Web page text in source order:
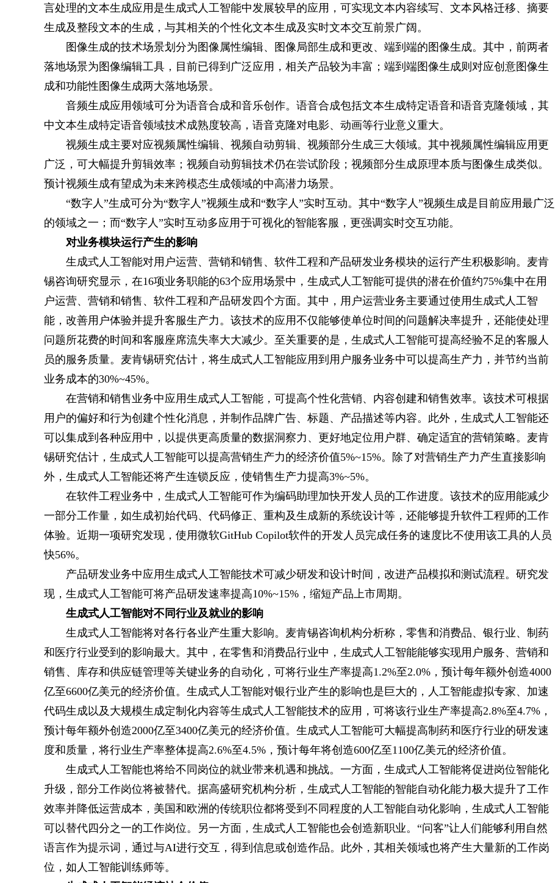
言处理的文本生成应用是生成式人工智能中发展较早的应用，可实现文本内容续写、文本风格迁移、摘要
生成及整段文本的生成，与其相关的个性化文本生成及实时文本交互前景广阔。
图像生成的技术场景划分为图像属性编辑、图像局部生成和更改、端到端的图像生成。其中，前两者
落地场景为图像编辑工具，目前已得到广泛应用，相关产品较为丰富；端到端图像生成则对应创意图像生
成和功能性图像生成两大落地场景。
音频生成应用领域可分为语音合成和音乐创作。语音合成包括文本生成特定语音和语音克隆领域，其
中文本生成特定语音领域技术成熟度较高，语音克隆对电影、动画等行业意义重大。
视频生成主要对应视频属性编辑、视频自动剪辑、视频部分生成三大领域。其中视频属性编辑应用更
广泛，可大幅提升剪辑效率；视频自动剪辑技术仍在尝试阶段；视频部分生成原理本质与图像生成类似。
预计视频生成有望成为未来跨模态生成领域的中高潜力场景。
“数字人”生成可分为“数字人”视频生成和“数字人”实时互动。其中“数字人”视频生成是目前应用最广泛
的领域之一；而“数字人”实时互动多应用于可视化的智能客服，更强调实时交互功能。
对业务模块运行产生的影响
生成式人工智能对用户运营、营销和销售、软件工程和产品研发业务模块的运行产生积极影响。麦肯
锡咨询研究显示，在16项业务职能的63个应用场景中，生成式人工智能可提供的潜在价值约75%集中在用
户运营、营销和销售、软件工程和产品研发四个方面。其中，用户运营业务主要通过使用生成式人工智
能，改善用户体验并提升客服生产力。该技术的应用不仅能够使单位时间的问题解决率提升，还能使处理
问题所花费的时间和客服座席流失率大大减少。至关重要的是，生成式人工智能可提高经验不足的客服人
员的服务质量。麦肯锡研究估计，将生成式人工智能应用到用户服务业务中可以提高生产力，并节约当前
业务成本的30%~45%。
在营销和销售业务中应用生成式人工智能，可提高个性化营销、内容创建和销售效率。该技术可根据
用户的偏好和行为创建个性化消息，并制作品牌广告、标题、产品描述等内容。此外，生成式人工智能还
可以集成到各种应用中，以提供更高质量的数据洞察力、更好地定位用户群、确定适宜的营销策略。麦肯
锡研究估计，生成式人工智能可以提高营销生产力的经济价值5%~15%。除了对营销生产力产生直接影响
外，生成式人工智能还将产生连锁反应，使销售生产力提高3%~5%。
在软件工程业务中，生成式人工智能可作为编码助理加快开发人员的工作进度。该技术的应用能减少
一部分工作量，如生成初始代码、代码修正、重构及生成新的系统设计等，还能够提升软件工程师的工作
体验。近期一项研究发现，使用微软GitHub Copilot软件的开发人员完成任务的速度比不使用该工具的人员
快56%。
产品研发业务中应用生成式人工智能技术可减少研发和设计时间，改进产品模拟和测试流程。研究发
现，生成式人工智能可将产品研发速率提高10%~15%，缩短产品上市周期。
生成式人工智能对不同行业及就业的影响
生成式人工智能将对各行各业产生重大影响。麦肯锡咨询机构分析称，零售和消费品、银行业、制药
和医疗行业受到的影响最大。其中，在零售和消费品行业中，生成式人工智能能够实现用户服务、营销和
销售、库存和供应链管理等关键业务的自动化，可将行业生产率提高1.2%至2.0%，预计每年额外创造4000
亿至6600亿美元的经济价值。生成式人工智能对银行业产生的影响也是巨大的，人工智能虚拟专家、加速
代码生成以及大规模生成定制化内容等生成式人工智能技术的应用，可将该行业生产率提高2.8%至4.7%，
预计每年额外创造2000亿至3400亿美元的经济价值。生成式人工智能可大幅提高制药和医疗行业的研发速
度和质量，将行业生产率整体提高2.6%至4.5%，预计每年将创造600亿至1100亿美元的经济价值。
生成式人工智能也将给不同岗位的就业带来机遇和挑战。一方面，生成式人工智能将促进岗位智能化
升级，部分工作岗位将被替代。据高盛研究机构分析，生成式人工智能的智能自动化能力极大提升了工作
效率并降低运营成本，美国和欧洲的传统职位都将受到不同程度的人工智能自动化影响，生成式人工智能
可以替代四分之一的工作岗位。另一方面，生成式人工智能也会创造新职业。“问客”让人们能够利用自然
语言作为提示词，通过与AI进行交互，得到信息或创造作品。此外，其相关领域也将产生大量新的工作岗
位，如人工智能训练师等。